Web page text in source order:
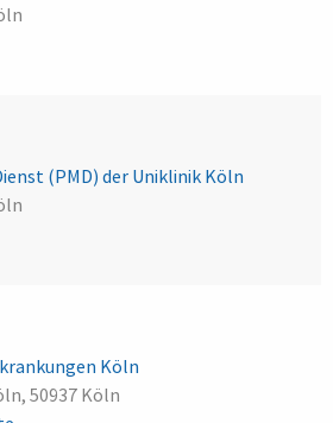
(PMD) der Uniklinik Köln
Köln
50937 Köln